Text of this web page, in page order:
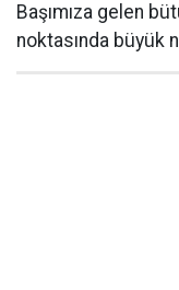
Başımıza gelen
noktasında büyük